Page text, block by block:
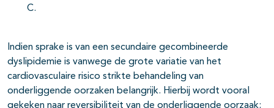
C.
Indien sprake is van een secundaire gecombineerde
dyslipidemie is vanwege de grote variatie van het
cardiovasculaire risico strikte behandeling van
onderliggende oorzaken belangrijk. Hierbij wordt vooral
gekeken naar reversibiliteit van de onderliggende oorzaak;